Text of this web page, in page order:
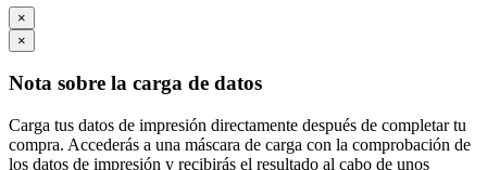
×
×
Nota sobre la carga de datos
Carga tus datos de impresión directamente después de completar tu
compra. Accederás a una máscara de carga con la comprobación de
los datos de impresión y recibirás el resultado al cabo de unos